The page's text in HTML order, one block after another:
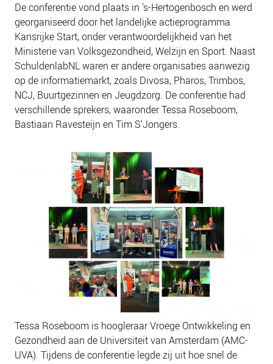
De conferentie vond plaats in 's-Hertogenbosch en werd
georganiseerd door het landelijke actieprogramma
Kansrijke Start, onder verantwoordelijkheid van het
Ministerie van Volksgezondheid, Welzijn en Sport. Naast
SchuldenlabNL waren er andere organisaties aanwezig
op de informatiemarkt, zoals Divosa, Pharos, Trimbos,
NCJ, Buurtgezinnen en Jeugdzorg. De conferentie had
verschillende sprekers, waaronder Tessa Roseboom,
Bastiaan Ravesteijn en Tim S'Jongers.
Tessa Roseboom is hoogleraar Vroege Ontwikkeling en
Gezondheid aan de Universiteit van Amsterdam (AMC-
UVA). Tijdens de conferentie legde zij uit hoe snel de